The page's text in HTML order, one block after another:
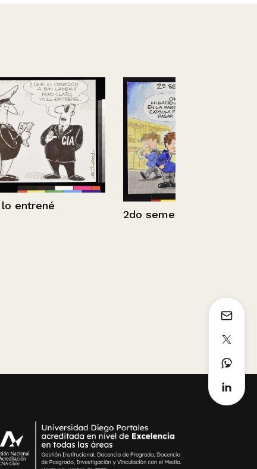
2do semestre